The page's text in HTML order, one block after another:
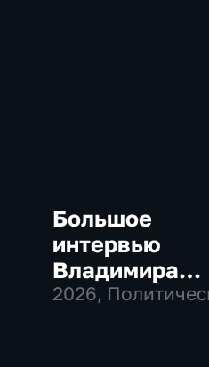
Большое
интервью
Владимира
Соловьева
2026,